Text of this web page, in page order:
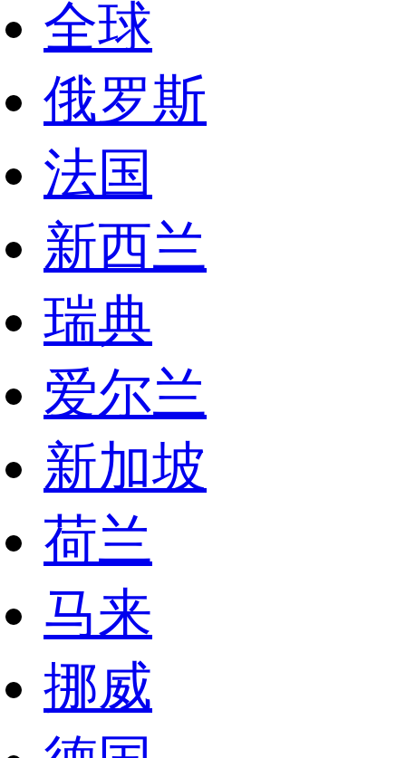
全球
俄罗斯
法国
新西兰
瑞典
爱尔兰
新加坡
荷兰
马来
挪威